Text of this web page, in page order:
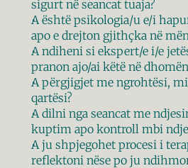
sigurt në seancat tuaja?
A është psikologia/u e/i
apo e drejton gjithçka në
A ndiheni si ekspert/e i/e
pranon ajo/ai këtë në
A përgjigjet me ngrohtësi,
qartësi?
A dilni nga seancat me
kuptim apo kontroll mbi
A ju shpjegohet procesi i
reflektoni nëse po ju